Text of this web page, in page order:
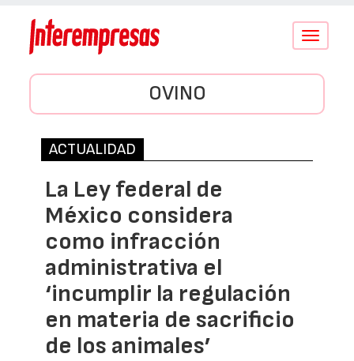
Conmutar
OVINO
ACTUALIDAD
La Ley federal de
México considera
como infracción
administrativa el
‘incumplir la regulación
en materia de sacrificio
de los animales’